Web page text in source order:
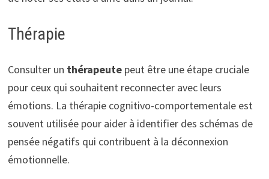
Thérapie
Consulter un thérapeutepeut être une étape cruciale
pour ceux qui souhaitent reconnecter avec leurs
émotions. La thérapie cognitivo-comportementale est
souvent utilisée pour aider à identifier des schémas de
pensée négatifs qui contribuent à la déconnexion
émotionnelle.